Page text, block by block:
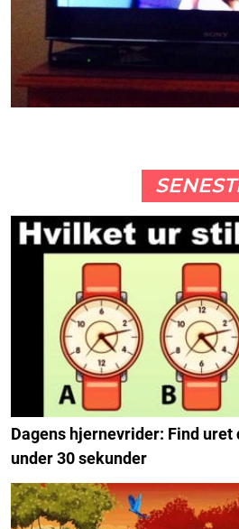
Dagens hjernevrider: Find
under 30 sekunder